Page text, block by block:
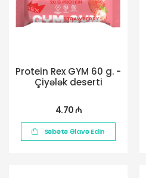
Protein Rex GYM 60 g. -
Çiyələk deserti
4.70 ₼
Səbətə Əlavə Edin